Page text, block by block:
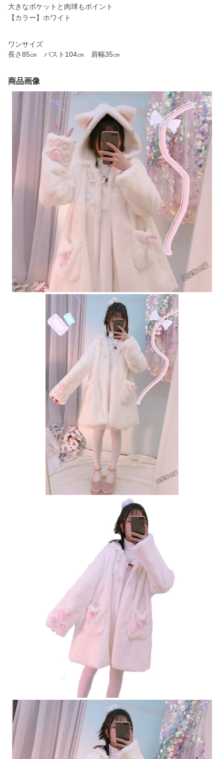
大きなポケットと肉球もポイント
【カラー】ホワイト
ワンサイズ
長さ85㎝ バスト104㎝ 肩幅35㎝
商品画像